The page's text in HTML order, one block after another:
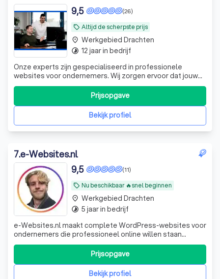
local_offer Altijd de scherpste prijs
(26)
9,5
Onze experts zijn gespecialiseerd in professionele
websites voor ondernemers. Wij zorgen ervoor dat jouw
website leads & nieuwe klanten oplevert. Je krijgt jouw
eigen vaste accountmanager waarmee je snel kunt
schakelen. De website is jouw eigendom en jij bepaalt het
budget. Wij helpen van A tot Z. S
Bekijk profiel
Prijsopgave
place Werkgebied Drachten
timelapse 12 jaar in bedrijf
7.e-Websites.nl
local_offer Nu beschikbaar 🔥snel beginnen
(11)
9,5
e-Websites.nl maakt complete WordPress-websites voor
ondernemers die professioneel online willen staan
zonder technisch gedoe. Veel ondernemers weten dat ze
een goede website nodig hebben, maar lopen vast op
keuzes zoals hosting, domeinnaam, e-mail, WordPress,
onderhoud, beveiliging en teksten. Wij
Bekijk profiel
Prijsopgave
place Werkgebied Drachten
timelapse 5 jaar in bedrijf